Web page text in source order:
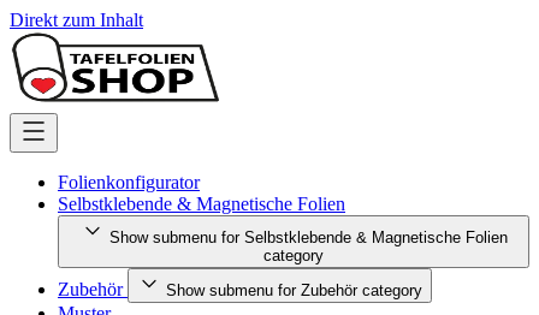
Direkt zum Inhalt
Folienkonfigurator
Selbstklebende & Magnetische Folien
Show submenu for Selbstklebende & Magnetische Folien
category
Zubehör Show submenu for Zubehör category